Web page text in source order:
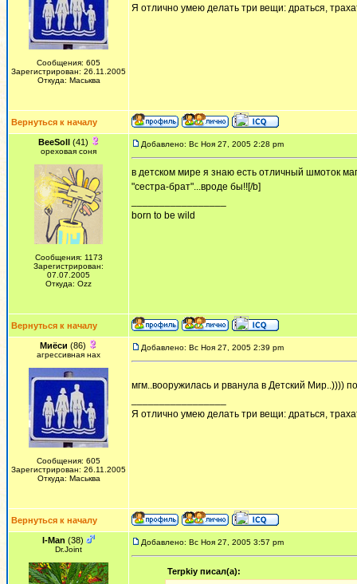
Сообщения: 605
Зарегистрирован: 26.11.2005
Откуда: Маськва
Я отлично умею делать три вещи: драться,
Вернуться к началу
BeeSoll(41)
ореховая соня
Сообщения: 1173
Зарегистрирован:
07.07.2005
Откуда: Ozz
Добавлено: Вс Ноя 27, 2005 2:28 pm
в детском мире я знаю есть отличный шмоток
"сестра-брат"...вроде бы!![/b]
born to be wild
Вернуться к началу
Миёси (86)
агрессивная нах
Сообщения: 605
Зарегистрирован: 26.11.2005
Откуда: Маськва
Добавлено: Вс Ноя 27, 2005 2:39 pm
мгм..вооружилась и рванула в Детский Мир..))))
Я отлично умею делать три вещи: драться,
Вернуться к началу
I-Man (38)
Dr.Joint
Добавлено: Вс Ноя 27, 2005 3:57 pm
Terpkiy писал(а):